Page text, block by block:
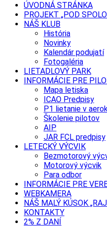
ÚVODNÁ STRÁNKA
PROJEKT „POD
NÁŠ KLUB
História
Novinky
Kalendár podujatí
Fotogaléria
LIETADLOVÝ PARK
INFORMÁCIE PRE
Mapa letiska
ICAO Predpisy
P1 lietanie v
Školenie pilotov
AIP
JAR FCL predpisy
LETECKÝ VÝCVIK
Bezmotorový
Motorový výcvik
Para odbor
INFORMÁCIE PRE
WEBKAMERA
NÁŠ MALÝ KÚSOK
KONTAKTY
2% Z DANÍ